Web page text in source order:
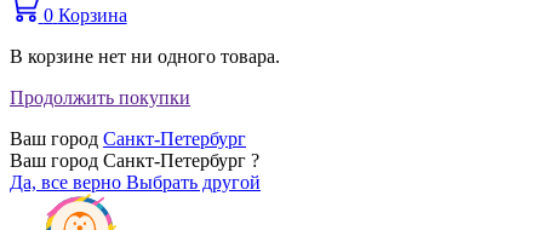
0 Корзина
В корзине нет ни одного товара.
Продолжить покупки
Ваш город Санкт-Петербург
Ваш город Санкт-Петербург ?
Да, все верно Выбрать другой